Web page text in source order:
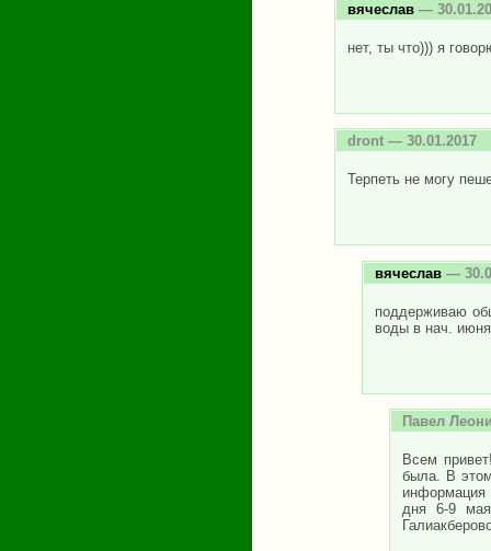
вячеслав —
нет, ты что))) я
dront — 30.01.2017
Терпеть не могу
вячеслав —
поддерживаю
воды в нач.
Павел
Всем
была. В
информация
дня 6-9